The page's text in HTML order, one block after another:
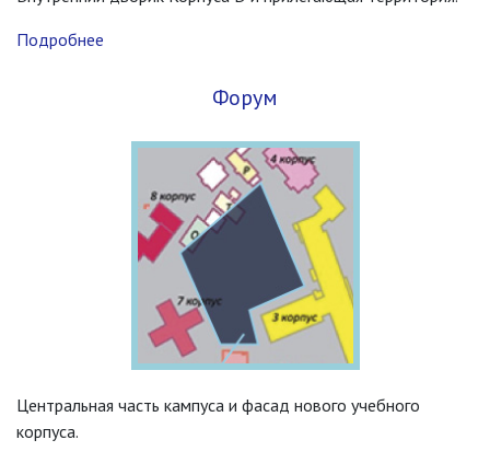
Подробнее
Форум
Центральная часть кампуса и фасад нового учебного
корпуса.